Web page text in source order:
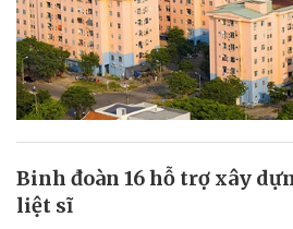
Binh đoàn 16 hỗ trợ xây
liệt sĩ